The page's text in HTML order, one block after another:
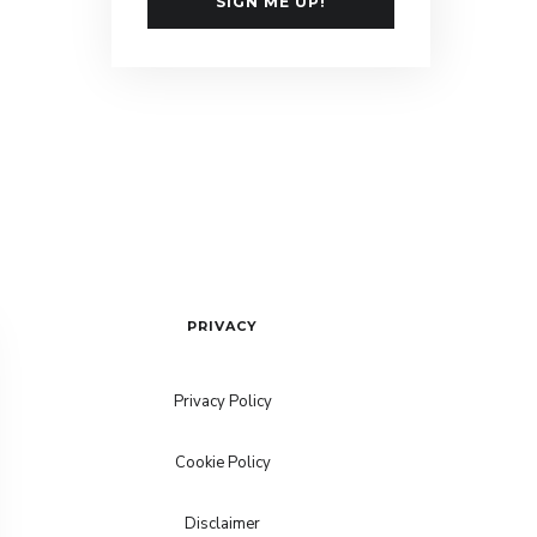
PRIVACY
Privacy Policy
Cookie Policy
Disclaimer